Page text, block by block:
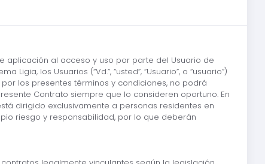
aplicación al acceso y uso por parte del Usuario de
los Usuarios (“Vd.”, “usted”, “Usuario”, o “usuario”)
los presentes términos y condiciones, no podrá
Contrato siempre que lo consideren oportuno. En
dirigido exclusivamente a personas residentes en
riesgo y responsabilidad, por lo que deberán